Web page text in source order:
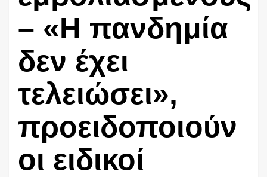
– «Η πανδημία
δεν έχει
τελειώσει»,
προειδοποιούν
οι ειδικοί